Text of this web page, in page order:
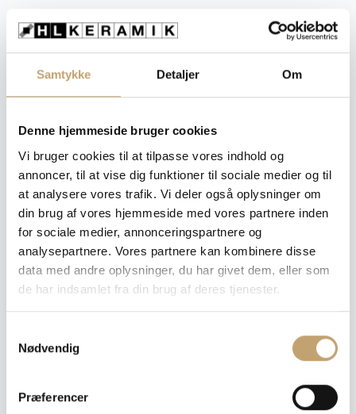
Samtykke Detaljer Om
Denne hjemmeside bruger cookies
Vi bruger cookies til at tilpasse vores indhold og
annoncer, til at vise dig funktioner til sociale medier og til
at analysere vores trafik. Vi deler også oplysninger om
din brug af vores hjemmeside med vores partnere inden
for sociale medier, annonceringspartnere og
analysepartnere. Vores partnere kan kombinere disse
data med andre oplysninger, du har givet dem, eller som
de har indsamlet fra din brug af deres tjenester.
Nødvendig
Præferencer
Wadi Snow – Sildebensfliser
Vejl. pris fra: 550,00kr.pr. m² - Vi sender et
uforpligtende tilbud til dig!
Hvilken flise skal du bruge?
Vælg farve, overflade, størrelse og tykkelse for at se
prisen på din ønskede variant
Farve : Snow